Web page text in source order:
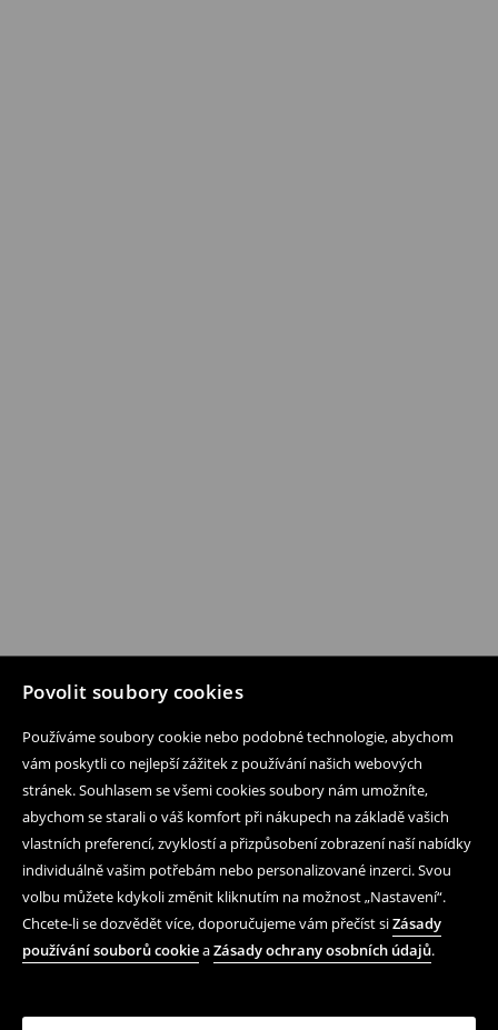
Povolit soubory cookies
Používáme soubory cookie nebo podobné technologie, abychom
vám poskytli co nejlepší zážitek z používání našich webových
stránek. Souhlasem se všemi cookies soubory nám umožníte,
abychom se starali o váš komfort při nákupech na základě vašich
vlastních preferencí, zvyklostí a přizpůsobení zobrazení naší nabídky
individuálně vašim potřebám nebo personalizované inzerci. Svou
volbu můžete kdykoli změnit kliknutím na možnost „Nastavení“.
Chcete-li se dozvědět více, doporučujeme vám přečíst siZásady
používání souborů cookieaZásady ochrany osobních údajů.